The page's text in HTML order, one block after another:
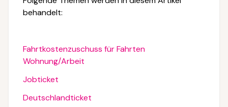
behandelt:
Fahrtkostenzuschuss für Fahrten
Wohnung/Arbeit
Jobticket
Deutschlandticket